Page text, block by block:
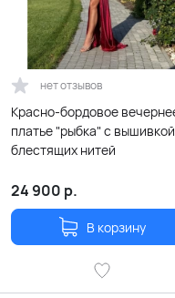
нет отзывов
Красно-бордовое
платье "рыбка" с
блестящих нитей
24 900 р.
В корзину